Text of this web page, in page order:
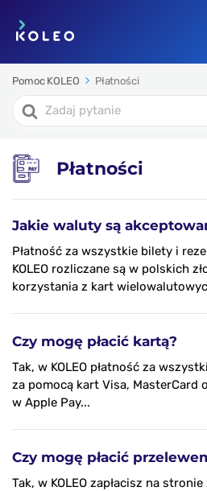
Pomoc KOLEO Płatności
Search
For
Płatności
Jakie waluty są
Płatność za wszystkie bilety i
KOLEO rozliczane są w polskich
korzystania z kart
Czy mogę płacić kartą?
Tak, w KOLEO płatność za
za pomocą kart Visa, MasterCard
w Apple Pay...
Czy mogę płacić
Tak, w KOLEO zapłacisz na